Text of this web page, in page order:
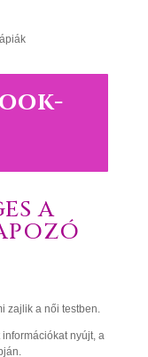
A
zajlik a női testben.
nyújt, a